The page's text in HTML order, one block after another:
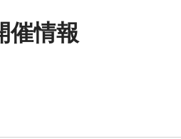
催情報